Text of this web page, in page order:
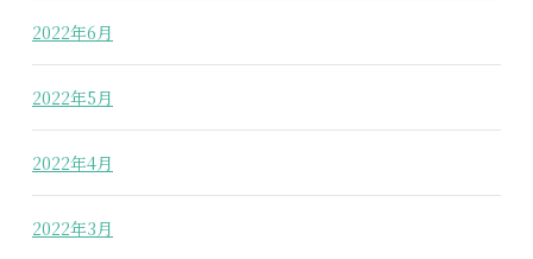
2022年6月
2022年5月
2022年4月
2022年3月